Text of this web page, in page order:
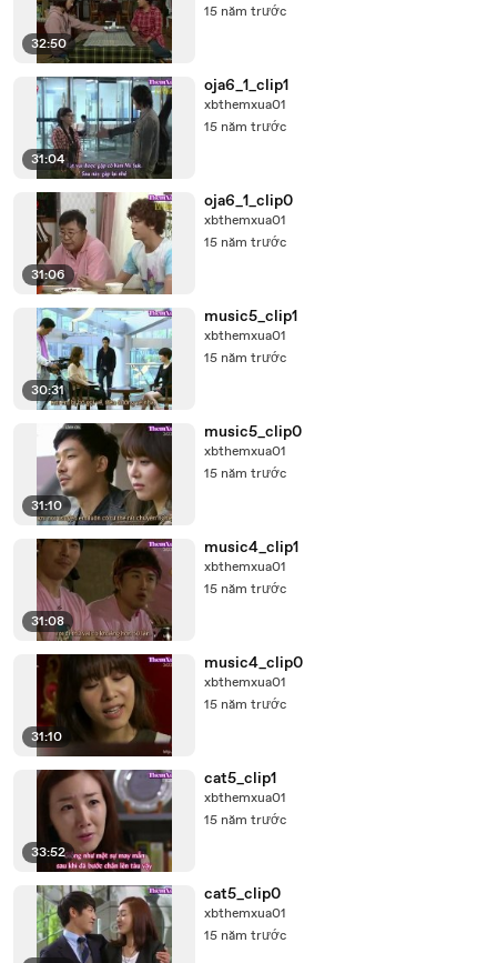
32:50
15 năm trước
31:04
oja6_1_clip1
xbthemxua01
15 năm trước
31:06
oja6_1_clip0
xbthemxua01
15 năm trước
30:31
music5_clip1
xbthemxua01
15 năm trước
31:10
music5_clip0
xbthemxua01
15 năm trước
31:08
music4_clip1
xbthemxua01
15 năm trước
31:10
music4_clip0
xbthemxua01
15 năm trước
33:52
cat5_clip1
xbthemxua01
15 năm trước
cat5_clip0
xbthemxua01
15 năm trước